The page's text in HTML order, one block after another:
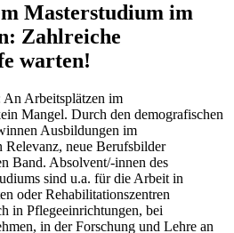
Masterstudium im
Zahlreiche
warten!
Arbeitsplätzen im
Mangel. Durch den demografischen
Ausbildungen im
Relevanz, neue Berufsbilder
Band. Absolvent/-innen des
sind u.a. für die Arbeit in
oder Rehabilitationszentren
in Pflegeeinrichtungen, bei
in der Forschung und Lehre an